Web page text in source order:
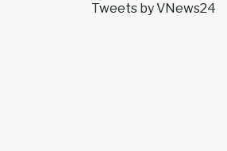
Tweets by VNews24